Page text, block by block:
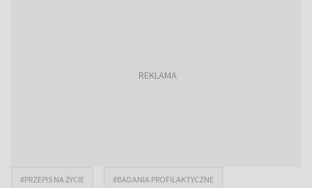
#PRZEPIS NA ŻYCIE #BADANIA PROFILAKTYCZNE